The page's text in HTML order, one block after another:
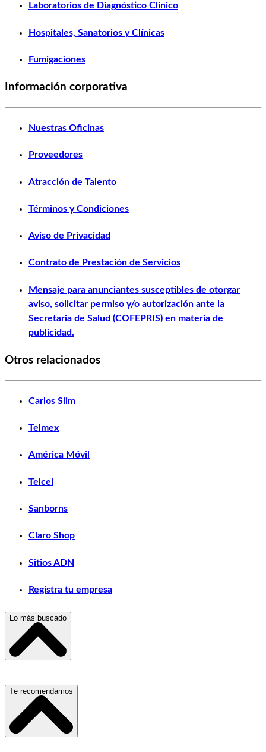
Laboratorios de Diagnóstico Clínico
Hospitales, Sanatorios y Clínicas
Fumigaciones
Información corporativa
Nuestras Oficinas
Proveedores
Atracción de Talento
Términos y Condiciones
Aviso de Privacidad
Contrato de Prestación de Servicios
Mensaje para anunciantes susceptibles de otorgar
aviso, solicitar permiso y/o autorización ante la
Secretaria de Salud (COFEPRIS) en materia de
publicidad.
Otros relacionados
Carlos Slim
Telmex
América Móvil
Telcel
Sanborns
Claro Shop
Sitios ADN
Registra tu empresa
Lo más buscado
Escuelas, Institutos y Universidades
Hospitales, Sanatorios y Clínicas
Te recomendamos